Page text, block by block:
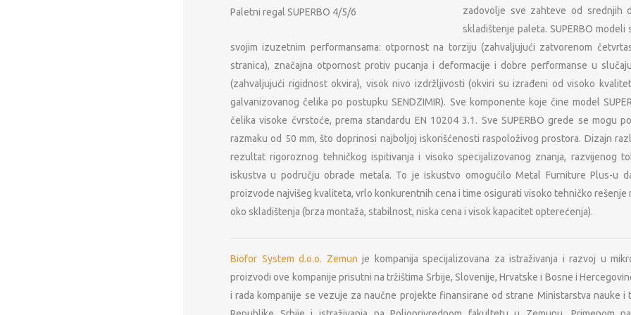
Paletni regal SUPERBO 4/5/6
zadovolje sve zahteve od srednjih
skladištenje paleta. SUPERBO
svojim izuzetnim performansama: otpornost na torziju (zahvaljujući zatvorenom
stranica), značajna otpornost protiv pucanja i deformacije i dobre performanse u
(zahvaljujući rigidnost okvira), visok nivo izdržljivosti (okviri su izrađeni od visoko
galvanizovanog čelika po postupku SENDZIMIR). Sve komponente koje čine model
čelika visoke čvrstoće, prema standardu EN 10204 3.1. Sve SUPERBO grede se mogu
razmaku od 50 mm, što doprinosi najboljoj iskorišćenosti raspoloživog prostora. Dizajn
rezultat rigoroznog tehničkog ispitivanja i visoko specijalizovanog znanja, razvijenog
iskustva u području obrade metala. To je iskustvo omogućilo Metal Furniture Plus-u
proizvode najvišeg kvaliteta, vrlo konkurentnih cena i time osigurati visoko tehničko rešenje
oko skladištenja (brza montaža, stabilnost, niska cena i visok kapacitet opterećenja).
Biofor System d.o.o. Zemun je kompanija specijalizovana za istraživanja i razvoj u
proizvodi ove kompanije prisutni na tržištima Srbije, Slovenije, Hrvatske i Bosne i
i rada kompanije se vezuje za naučne projekte finansirane od strane Ministarstva nauke i
Metal Furniture Plus d.o.o. Beograd
Prodaja i proizvodnja metalne
OSNOVNI PODACI O MFP
PIB: 104724797
Tekući račun: 165-9568-53
Sertifikat: ISO 9001:2008
Sertifikat: ISO 14001:2004
NAŠA
Lokeri
NAŠI
Primat RD